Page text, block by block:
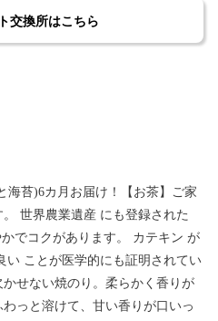
交換所はこちら
海苔)6カ月お届け！【お茶】ご家
世界農業遺産 にも登録された
でコクがあります。 カテキン が
い ことが医学的にも証明されてい
せない焼のり。柔らかく香りが
っと溶けて、甘い香りが口いっ